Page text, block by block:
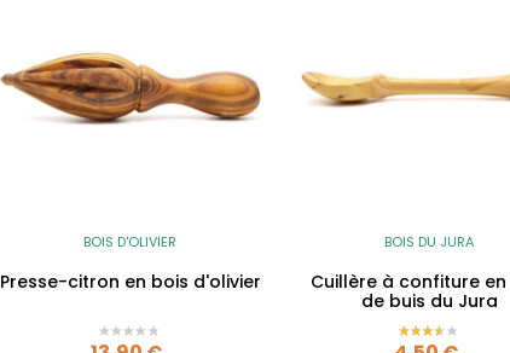
BOIS D'OLIVIER
Presse-citron en bois d'olivier
BOIS DU JURA
Cuillère à confiture
de buis du Jura